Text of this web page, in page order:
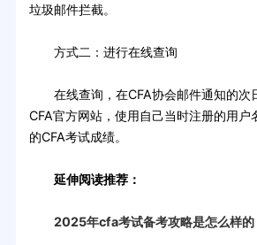
垃圾邮件拦截。
方式二：进行在线查询
在线查询，在CFA协会邮件通知的次
CFA官方网站，使用自己当时注册的用户
的CFA考试成绩。
延伸阅读推荐：
2025年cfa考试备考攻略是怎么样的